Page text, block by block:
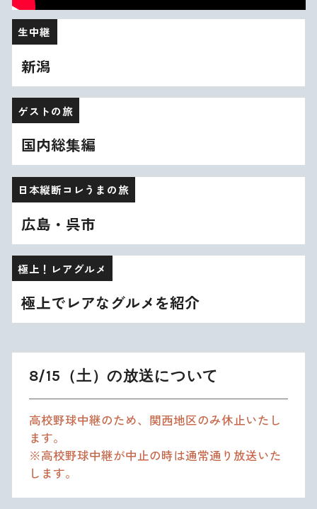
新潟
生中継
国内総集編
ゲストの旅
広島・呉市
日本縦断コレうまの旅
極上でレアなグルメを紹介
極上！レアグルメ
8/15（土）の放送について
高校野球中継のため、関西地区のみ休止いたし
ます。
※高校野球中継が中止の時は通常通り放送いた
します。